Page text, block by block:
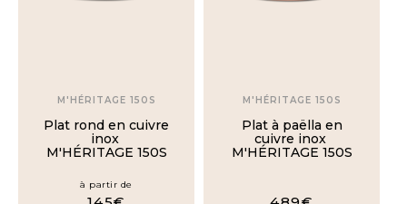
600€
M'HÉRITAGE 150S
Plat rond en cuivre
inox
M'HÉRITAGE 150S
à partir de
M'HÉRITAGE 150S
Plat à paëlla en
cuivre inox
M'HÉRITAGE 150S